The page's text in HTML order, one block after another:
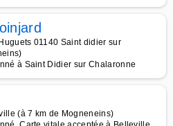
01140 Saint didier sur
à Saint Didier sur Chalaronne
(à 7 km de Mogneneins)